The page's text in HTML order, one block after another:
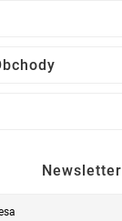
Newsletter